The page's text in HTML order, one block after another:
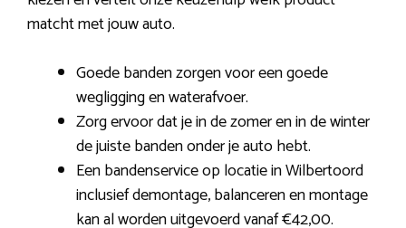
matcht met jouw auto.
Goede banden zorgen voor een goede
wegligging en waterafvoer.
Zorg ervoor dat je in de zomer en in de winter
de juiste banden onder je auto hebt.
Een bandenservice op locatie in Wilbertoord
inclusief demontage, balanceren en montage
kan al worden uitgevoerd vanaf €42,00.